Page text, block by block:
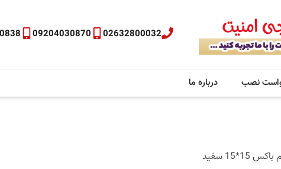
09204030870 02632800032
نصب درباره ما
15*15 سفید